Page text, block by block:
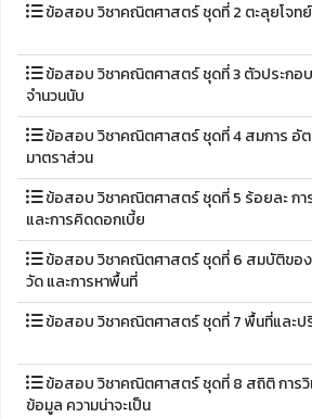
ข้อสอบ วิชาคณิตศาสตร์ ชุดที่ 2 ตะลุยโจท
ข้อสอบ วิชาคณิตศาสตร์ ชุดที่ 3 ตัวประกอ
จำนวนนับ
ข้อสอบ วิชาคณิตศาสตร์ ชุดที่ 4 สมการ อั
มาตราส่วน
ข้อสอบ วิชาคณิตศาสตร์ ชุดที่ 5 ร้อยละ กา
และการคิดดอกเบี้ย
ข้อสอบ วิชาคณิตศาสตร์ ชุดที่ 6 สมบัติของ
วัด และการหาพื้นที่
ข้อสอบ วิชาคณิตศาสตร์ ชุดที่ 7 พื้นที่และป
ข้อสอบ วิชาคณิตศาสตร์ ชุดที่ 8 สถิติ การวิ
ข้อมูล ความน่าจะเป็น